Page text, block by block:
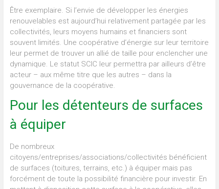
Être exemplaire. Si l’envie de développer les énergies
renouvelables est aujourd’hui relativement partagée par les
collectivités, leurs moyens humains et financiers sont
souvent limités. Une coopérative d’énergie sur leur territoire
leur permet de trouver un allié de taille pour enclencher une
dynamique. Le statut SCIC leur permettra par ailleurs d’être
acteur – aux même titre que les autres – dans la
gouvernance de la coopérative.
Pour les détenteurs de surfaces
à équiper
De nombreux
citoyens/entreprises/associations/collectivités bénéficient
de surfaces (toitures, terrains, etc.) à équiper mais pas
forcément de toute la possibilité financière pour investir. En